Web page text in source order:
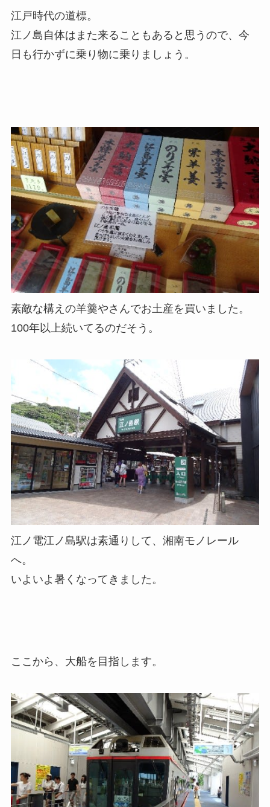
江戸時代の道標。
江ノ島自体はまた来ることもあると思うので、今
日も行かずに乗り物に乗りましょう。
素敵な構えの羊羹やさんでお土産を買いました。
100年以上続いてるのだそう。
江ノ電江ノ島駅は素通りして、湘南モノレール
へ。
いよいよ暑くなってきました。
ここから、大船を目指します。